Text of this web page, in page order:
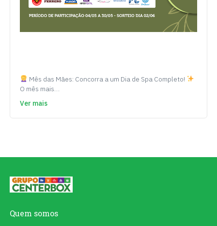
Mês das Mães: Concorra a um Dia de Spa Completo!
O mês mais…
Ver mais
Quem somos